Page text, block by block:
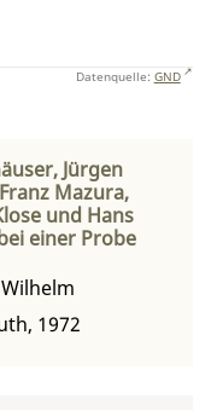
Datenquelle: GND
Jürgen
Mazura,
und Hans
einer Probe
1972